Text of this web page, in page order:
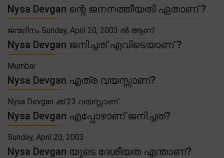
Nysa Devgan ന്റെ ജനനത്തീയതി ഏതാണ് ?
ജന്മദിനം Sunday, April 20, 2003 ൽ ആണ്.
Nysa Devgan ജനിച്ചത് എവിടെയാണ് ?
Mumbai
Nysa Devgan എത്ര വയസ്സാണ്?
Nysa Devgan ക്ക് 23 വയസ്സാണ്
Nysa Devgan എപ്പോഴാണ് ജനിച്ചത്?
Sunday, April 20, 2003
Nysa Devgan യുടെ ദേശീയത എന്താണ്?